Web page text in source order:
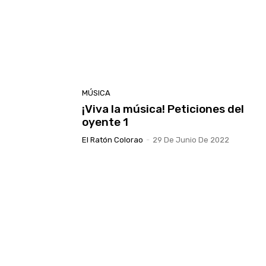
MÚSICA
¡Viva la música! Peticiones del
oyente 1
El Ratón Colorao - 29 De Junio De 2022